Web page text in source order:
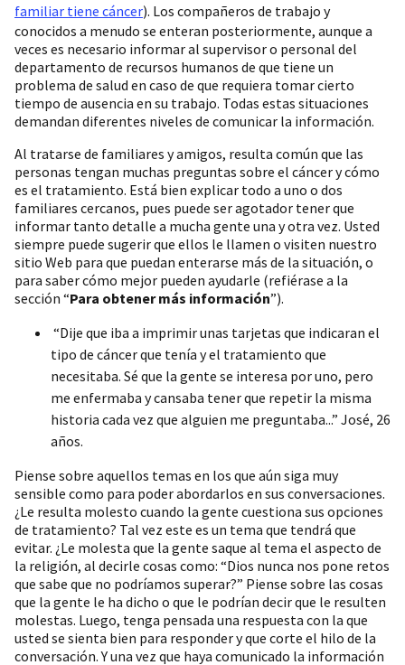
familiar tiene cáncer). Los compañeros de trabajo y
conocidos a menudo se enteran posteriormente, aunque a
veces es necesario informar al supervisor o personal del
departamento de recursos humanos de que tiene un
problema de salud en caso de que requiera tomar cierto
tiempo de ausencia en su trabajo. Todas estas situaciones
demandan diferentes niveles de comunicar la información.
Al tratarse de familiares y amigos, resulta común que las
personas tengan muchas preguntas sobre el cáncer y cómo
es el tratamiento. Está bien explicar todo a uno o dos
familiares cercanos, pues puede ser agotador tener que
informar tanto detalle a mucha gente una y otra vez. Usted
siempre puede sugerir que ellos le llamen o visiten nuestro
sitio Web para que puedan enterarse más de la situación, o
para saber cómo mejor pueden ayudarle (refiérase a la
sección “Para obtener más información”).
“Dije que iba a imprimir unas tarjetas que indicaran el
tipo de cáncer que tenía y el tratamiento que
necesitaba. Sé que la gente se interesa por uno, pero
me enfermaba y cansaba tener que repetir la misma
historia cada vez que alguien me preguntaba...” José, 26
años.
Piense sobre aquellos temas en los que aún siga muy
sensible como para poder abordarlos en sus conversaciones.
¿Le resulta molesto cuando la gente cuestiona sus opciones
de tratamiento? Tal vez este es un tema que tendrá que
evitar. ¿Le molesta que la gente saque al tema el aspecto de
la religión, al decirle cosas como: “Dios nunca nos pone retos
que sabe que no podríamos superar?” Piense sobre las cosas
que la gente le ha dicho o que le podrían decir que le resulten
molestas. Luego, tenga pensada una respuesta con la que
usted se sienta bien para responder y que corte el hilo de la
conversación. Y una vez que haya comunicado la información